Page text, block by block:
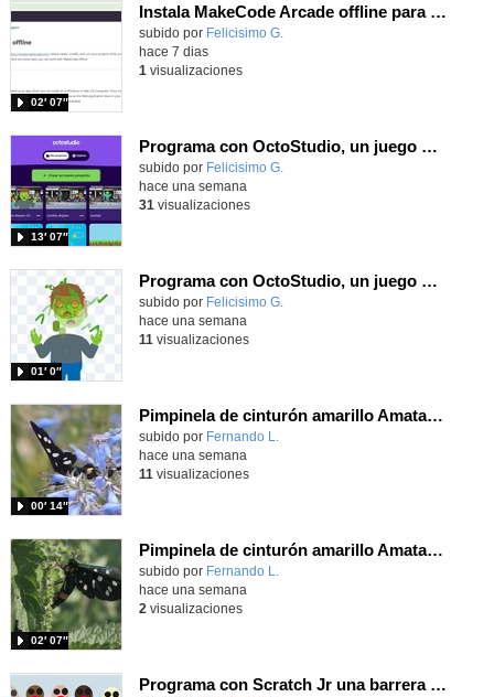
Instala MakeCode Arcade offline para programar grandes juegos sin necesidad de Internet
Contenido educativo.
subido por Felicisimo G.
02′ 07″
hace 7 dias
1 visualizaciones
Programa con OctoStudio, un juego de disparos contra Zombies con un cargador basado en el House of the dead
Contenido educativo.
subido por Felicisimo G.
13′ 07″
hace una semana
31 visualizaciones
Programa con OctoStudio, un juego homenajeando al House of the dead con Zombies
Contenido educativo.
subido por Felicisimo G.
01′ 0″
hace una semana
11 visualizaciones
Pimpinela de cinturón amarillo Amata phegea (Linnaeus, 1758)
Contenido educativo.
subido por Fernando L.
00′ 14″
hace una semana
11 visualizaciones
Pimpinela de cinturón amarillo Amata phegea (Linnaeus, 1758)
Contenido educativo.
subido por Fernando L.
02′ 07″
hace una semana
2 visualizaciones
Programa con Scratch Jr una barrera que se desplaza para dar sensación de movimiento